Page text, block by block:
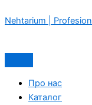
до
Nehtarium |
Про нас
Каталог